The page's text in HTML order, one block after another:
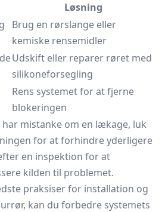
Løsning
Brug en rørslange eller
kemiske rensemidler
Udskift eller reparer røret med
silikoneforsegling
Rens systemet for at fjerne
blokeringen
har mistanke om en lækage, luk
for at forhindre yderligere
en inspektion for at
kilden til problemet.
praksiser for installation og
kan du forbedre systemets